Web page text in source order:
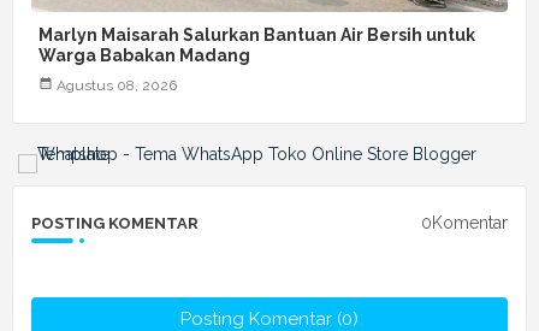
Marlyn Maisarah Salurkan Bantuan Air Bersih untuk
Warga Babakan Madang
Agustus 08, 2026
POSTING KOMENTAR 0Komentar
Posting Komentar (0)